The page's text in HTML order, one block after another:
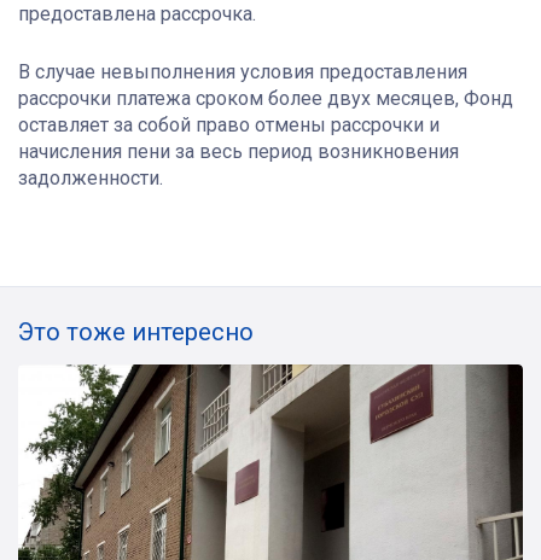
предоставлена рассрочка.
В случае невыполнения условия предоставления
рассрочки платежа сроком более двух месяцев, Фонд
оставляет за собой право отмены рассрочки и
начисления пени за весь период возникновения
задолженности.
Это тоже интересно